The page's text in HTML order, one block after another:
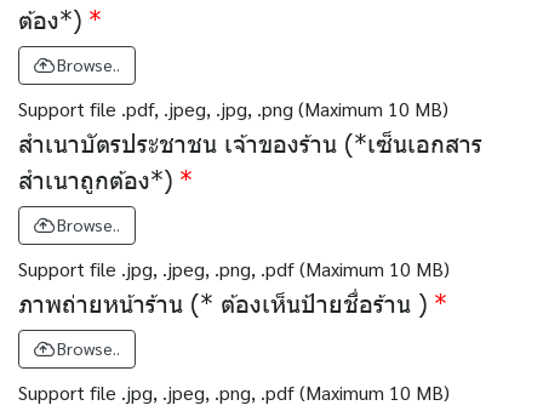
ต้อง*)
Browse..
Support file .pdf, .jpeg, .jpg, .png (Maximum 10 MB)
สำเนาบัตรประชาชน เจ้าของร้าน (*เซ็นเอกสาร
สำเนาถูกต้อง*)
Browse..
Support file .jpg, .jpeg, .png, .pdf (Maximum 10 MB)
ภาพถ่ายหน้าร้าน (* ต้องเห็นป้ายชื่อร้าน )
Browse..
Support file .jpg, .jpeg, .png, .pdf (Maximum 10 MB)